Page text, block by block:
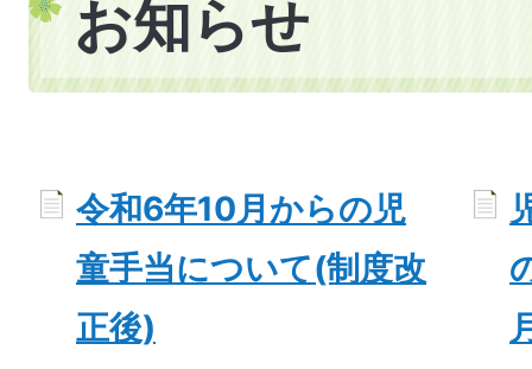
お知らせ
令和6年10月からの児
童手当について(制度改
正後)